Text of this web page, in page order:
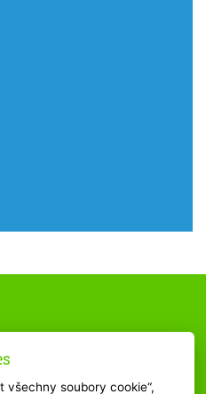
všechny soubory cookie“,